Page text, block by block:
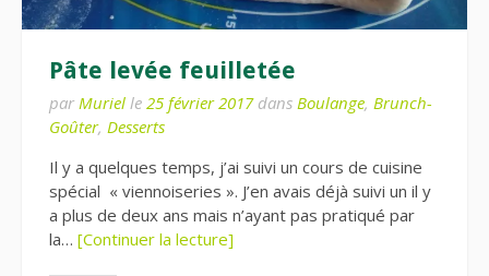
Pâte levée feuilletée
par Muriel le 25 février 2017dans Boulange, Brunch-
Goûter, Desserts
Il y a quelques temps, j’ai suivi un cours de cuisine
spécial « viennoiseries ». J’en avais déjà suivi un il y
a plus de deux ans mais n’ayant pas pratiqué par
la… [Continuer la lecture]